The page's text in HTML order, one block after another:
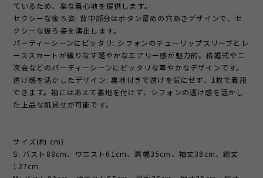
ているため、楽な着心地を提供します。
セクシーな後ろ姿: 背中部分はボタン留めの穴あきデザインで、セ
クシーな後ろ姿を演出します。
パーティーシーンにピッタリ: シフォンのチューリップスリーブとレ
ーススカートが織りなす軽やかなエアリー感が魅力的。結婚式や二
次会などのパーティーシーンにピッタリな華やかなデザインです。
透け感を活かしたデザイン: 裏地付きで透けを気にせず、1枚で着用
できます。袖にはあえて裏地を付けず、シフォンの透け感を活かし
た上品な肌見せが可能です。
サイズ(約 cm)
S: バスト88cm、ウエスト61cm、肩幅35cm、袖丈38cm、総丈
127cm